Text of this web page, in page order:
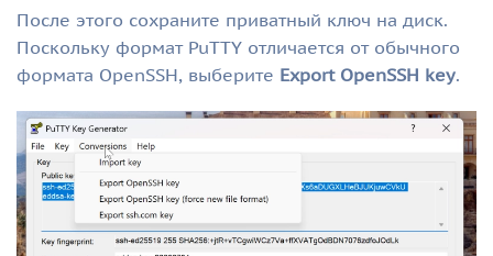
После этого сохраните приватный ключ на диск.
Поскольку формат PuTTY отличается от обычного
формата OpenSSH, выберите Export OpenSSH key.